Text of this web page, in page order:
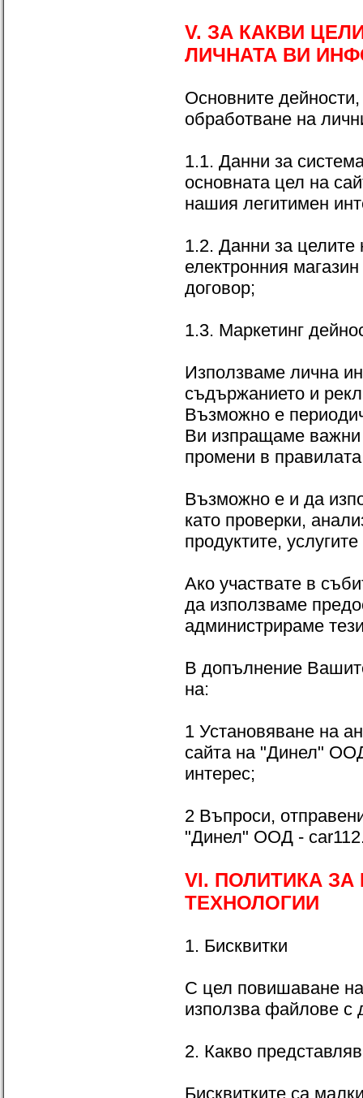
V. ЗА КАКВИ
ЛИЧНАТА ВИ
Основните
обработване на
1.1. Данни за
основната цел на
нашия легитимен
1.2. Данни за целите
електронния
договор;
1.3. Маркетинг
Използваме лична
съдържанието и
Възможно е
Ви изпращаме важни
промени в
Възможно е и да
като проверки,
продуктите,
Ако участвате в
да използваме
администрираме
В допълнение
на:
1 Установяване на
сайта на "Динел"
интерес;
2 Въпроси,
"Динел" ООД -
VI. ПОЛИТИКА ЗА
ТЕХНОЛОГИИ
1. Бисквитки
С цел повишаване
използва файлове с
2. Какво
Бисквитките са